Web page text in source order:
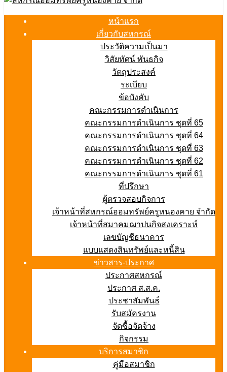
หน้าแรก
เกี่ยวกับสหกรณ์
ประวัติความเป็นมา
วิสัยทัศน์ พันธกิจ
วัตถุประสงค์
ระเบียบ
ข้อบังคับ
คณะกรรมการดำเนินการ
คณะกรรมการดำเนินการ ชุดที่ 65
คณะกรรมการดำเนินการ ชุดที่ 64
คณะกรรมการดำเนินการ ชุดที่ 63
คณะกรรมการดำเนินการ ชุดที่ 62
คณะกรรมการดำเนินการ ชุดที่ 61
ที่ปรึกษา
ผู้ตรวจสอบกิจการ
เจ้าหน้าที่สหกรณ์ออมทรัพย์ครูหนองคาย จำกัด
เจ้าหน้าที่สมาคมฌาปนกิจสงเคราะห์
เลขบัญชีธนาคาร
แบบแสดงสินทรัพย์และหนี้สิน
ข่าวสาร-ประกาศ
ประกาศสหกรณ์
ประกาศ ส.ส.ค.
ประชาสัมพันธ์
รับสมัครงาน
จัดซื้อจัดจ้าง
กิจกรรม
บริการสมาชิก
คู่มือสมาชิก